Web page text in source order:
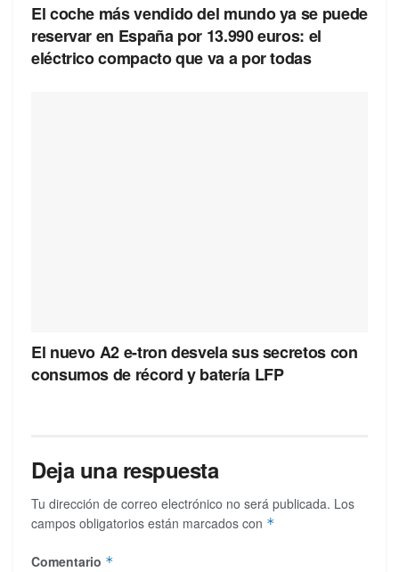
El coche más vendido del mundo ya se puede
reservar en España por 13.990 euros: el
eléctrico compacto que va a por todas
El nuevo A2 e-tron desvela sus secretos con
consumos de récord y batería LFP
Deja una respuesta
Tu dirección de correo electrónico no será publicada. Los
campos obligatorios están marcados con *
Comentario *